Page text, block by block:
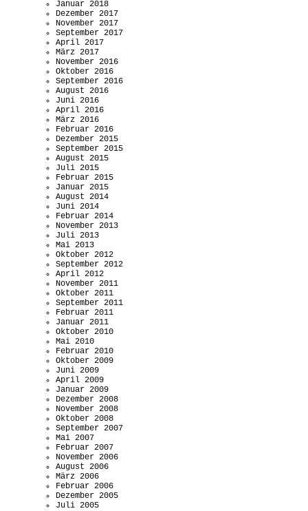
Januar 2018
Dezember 2017
November 2017
September 2017
April 2017
März 2017
November 2016
Oktober 2016
September 2016
August 2016
Juni 2016
April 2016
März 2016
Februar 2016
Dezember 2015
September 2015
August 2015
Juli 2015
Februar 2015
Januar 2015
August 2014
Juni 2014
Februar 2014
November 2013
Juli 2013
Mai 2013
Oktober 2012
September 2012
April 2012
November 2011
Oktober 2011
September 2011
Februar 2011
Januar 2011
Oktober 2010
Mai 2010
Februar 2010
Oktober 2009
Juni 2009
April 2009
Januar 2009
Dezember 2008
November 2008
Oktober 2008
September 2007
Mai 2007
Februar 2007
November 2006
August 2006
März 2006
Februar 2006
Dezember 2005
Juli 2005